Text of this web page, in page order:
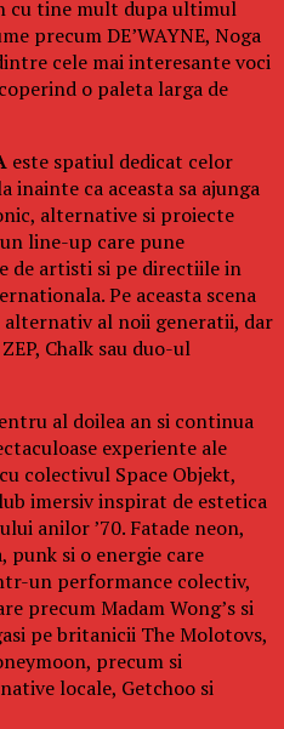
cu tine mult dupa ultimul
precum DE’WAYNE, Noga
cele mai interesante voci
o paleta larga de
este spatiul dedicat celor
inainte ca aceasta sa ajunga
alternative si proiecte
line-up care pune
de artisti si pe directiile in
Pe aceasta scena
al noii generatii, dar
Chalk sau duo-ul
al doilea an si continua
experiente ale
colectivul Space Objekt,
imersiv inspirat de estetica
anilor ’70. Fatade neon,
si o energie care
un performance colectiv,
precum Madam Wong’s si
pe britanicii The Molotovs,
precum si
locale, Getchoo si